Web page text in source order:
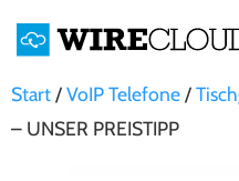
Start/VoIP Telefone/
– UNSER PREISTIPP